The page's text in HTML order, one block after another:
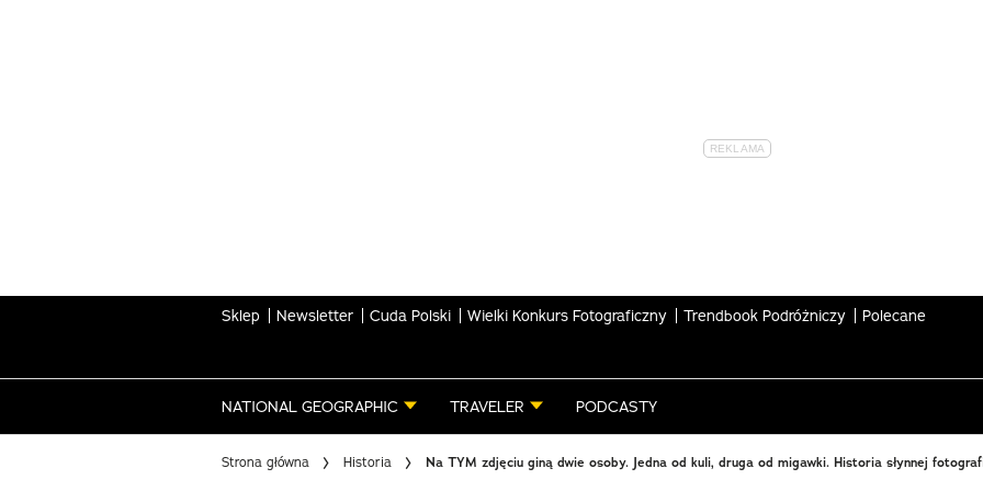
Sklep Newsletter Cuda Polski Wielki Konkurs Fotograficzny Trendbook Podróżniczy Polecane
NATIONAL GEOGRAPHIC TRAVELER PODCASTY
Strona główna Historia Na TYM zdjęciu giną dwie osoby. Jedna od kuli, druga od migawki. Historia słynnej